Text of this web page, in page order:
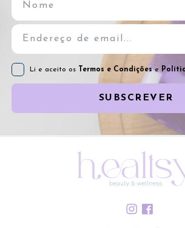
Li e aceito os Termos e Condiçõese
SUBSCREVER